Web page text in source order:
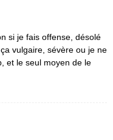
si je fais offense, désolé
vulgaire, sévère ou je ne
et le seul moyen de le